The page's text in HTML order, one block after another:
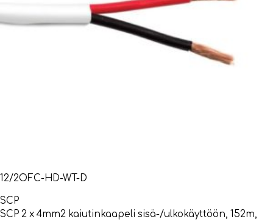
12/2OFC-HD-WT-D
SCP
SCP 2 x 4mm2 kaiutinkaapeli sisä-/ulkokäyttöön, 152m,